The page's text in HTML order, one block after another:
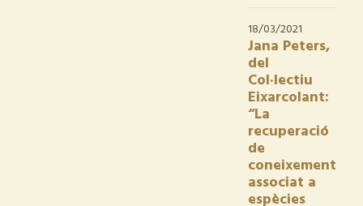
18/03/2021
Jana Peters,
del
Col·lectiu
Eixarcolant:
“La
recuperació
de
coneixement
associat a
espècies